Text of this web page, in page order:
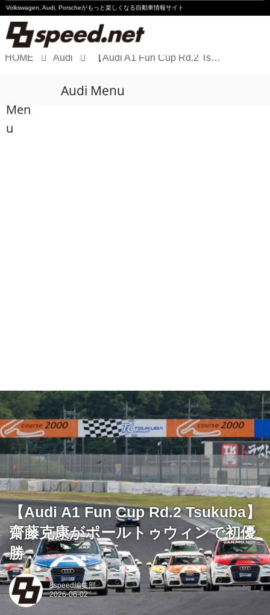
Volkswagen, Audi, Porscheがもっと楽しくなる自動車情報サイト
Audi
HOME Audi 【Audi A1 Fun Cup Rd.2 Tsukuba】齋藤克康がポールトゥウィンで初優勝
Men
u
Audi Menu
【Audi A1 Fun Cup Rd.2 Tsukuba】
齋藤克康がポールトゥウィンで初優
勝
8speed編集部